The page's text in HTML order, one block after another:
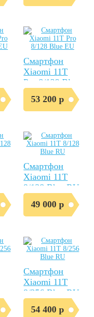
Смартфон
Xiaomi 11T
Pro 8/128 Blue
EU
53 200 р
Смартфон
Xiaomi 11T
8/128 Blue RU
49 000 р
Смартфон
Xiaomi 11T
8/256 Blue RU
54 400 р